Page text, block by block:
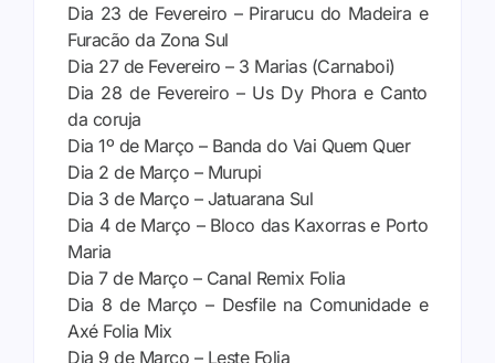
Dia 23 de Fevereiro – Pirarucu do Madeira e
Furacão da Zona Sul
Dia 27 de Fevereiro – 3 Marias (Carnaboi)
Dia 28 de Fevereiro – Us Dy Phora e Canto
da coruja
Dia 1º de Março – Banda do Vai Quem Quer
Dia 2 de Março – Murupi
Dia 3 de Março – Jatuarana Sul
Dia 4 de Março – Bloco das Kaxorras e Porto
Maria
Dia 7 de Março – Canal Remix Folia
Dia 8 de Março – Desfile na Comunidade e
Axé Folia Mix
Dia 9 de Março – Leste Folia